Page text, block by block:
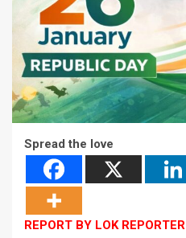
Spread the love
REPORT BY LOK REPORTER